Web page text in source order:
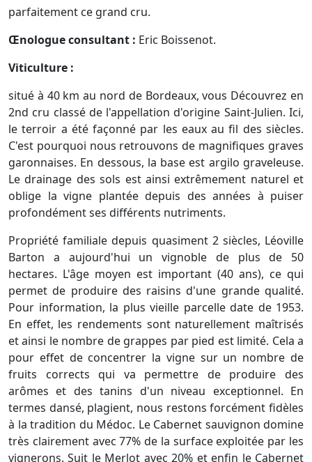
parfaitement ce grand cru.
Œnologue consultant : Eric Boissenot.
Viticulture :
situé à 40 km au nord de Bordeaux, vous Découvrez en
2nd cru classé de l'appellation d'origine Saint-Julien. Ici,
le terroir a été façonné par les eaux au fil des siècles.
C'est pourquoi nous retrouvons de magnifiques graves
garonnaises. En dessous, la base est argilo graveleuse.
Le drainage des sols est ainsi extrêmement naturel et
oblige la vigne plantée depuis des années à puiser
profondément ses différents nutriments.
Propriété familiale depuis quasiment 2 siècles, Léoville
Barton a aujourd'hui un vignoble de plus de 50
hectares. L'âge moyen est important (40 ans), ce qui
permet de produire des raisins d'une grande qualité.
Pour information, la plus vieille parcelle date de 1953.
En effet, les rendements sont naturellement maîtrisés
et ainsi le nombre de grappes par pied est limité. Cela a
pour effet de concentrer la vigne sur un nombre de
fruits corrects qui va permettre de produire des
arômes et des tanins d'un niveau exceptionnel. En
termes dansé, plagient, nous restons forcément fidèles
à la tradition du Médoc. Le Cabernet sauvignon domine
très clairement avec 77% de la surface exploitée par les
vignerons. Suit le Merlot avec 20% et enfin le Cabernet